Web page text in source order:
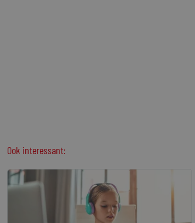
Ook interessant: